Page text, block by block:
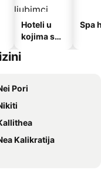
Hoteli u
kojima su
Spa
Pori
Kalikratija